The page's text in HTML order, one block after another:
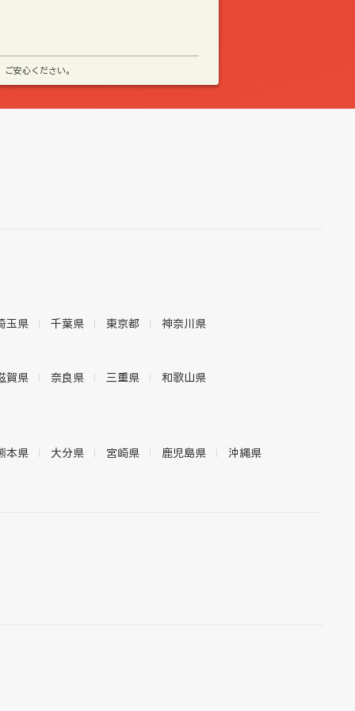
安心ください。
玉県 千葉県 東京都 神奈川県
賀県 奈良県 三重県 和歌山県
本県 大分県 宮崎県 鹿児島県 沖縄県